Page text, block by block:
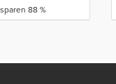
88 %